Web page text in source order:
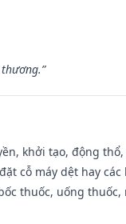
khởi tạo, động
cỗ máy dệt hay
thuốc, uống